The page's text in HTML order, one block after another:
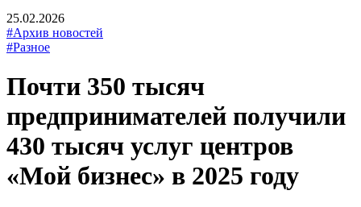
25.02.2026
#Архив новостей
#Разное
Почти 350 тысяч
предпринимателей получили
430 тысяч услуг центров
«Мой бизнес» в 2025 году